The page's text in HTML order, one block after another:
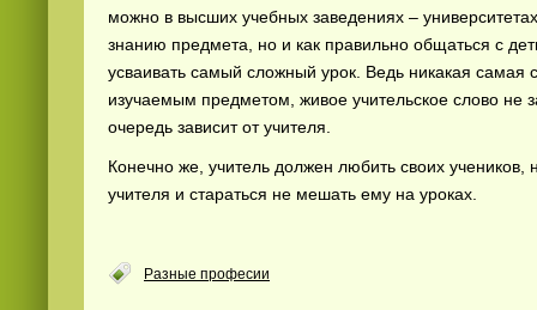
можно в высших учебных заведениях –
знанию предмета, но и как правильно общаться с
усваивать самый сложный урок. Ведь никакая самая
изучаемым предметом, живое учительское слово
очередь зависит от учителя.
Конечно же, учитель должен любить своих
учителя и стараться не мешать ему на уроках.
Разные професии
видеоонлайн